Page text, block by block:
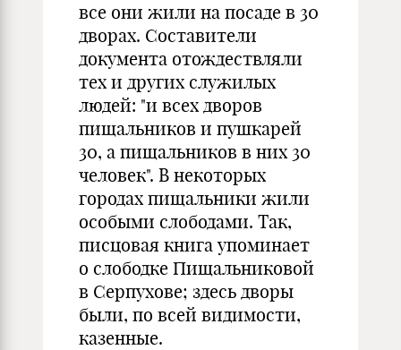
все они жили на посаде в 30
дворах. Составители
документа отождествляли
тех и других служилых
людей: "и всех дворов
пищальников и пушкарей
30, а пищальников в них 30
человек". В некоторых
городах пищальники жили
особыми слободами. Так,
писцовая книга упоминает
о слободке Пищальниковой
в Серпухове; здесь дворы
были, по всей видимости,
казенные.